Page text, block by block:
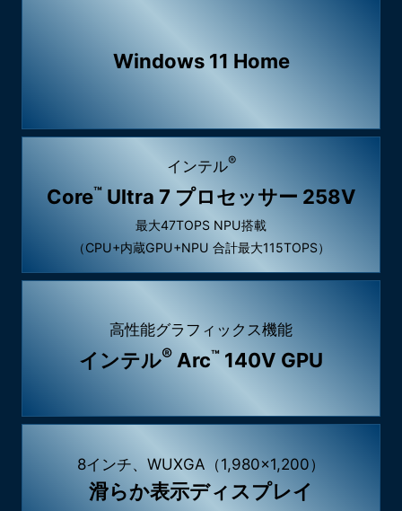
Windows 11 Home
インテル®
Core™Ultra 7 プロセッサー 258V
最大47TOPS NPU搭載
（CPU+内蔵GPU+NPU 合計最大115TOPS）
高性能グラフィックス機能
インテル® Arc™ 140V GPU
8インチ、WUXGA（1,980×1,200）
滑らか表示ディスプレイ